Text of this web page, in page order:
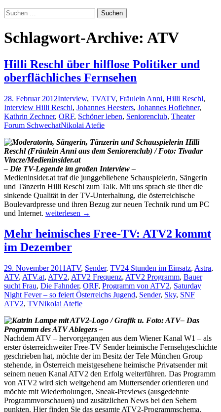
Suchen
nach:
Schlagwort-Archive: ATV
Hilli Reschl über hilflose Politiker und
oberflächliches Fernsehen
28. Februar 2012Interview, TVATV, Fräulein Anni, Hilli Reschl,
Interview Hilli Reschl, Johannes Heesters, Johannes Hoflehner,
Kathrin Zechner, ORF, Schöner leben, Seniorenclub, Theater
Forum SchwechatNikolai Atefie
– Die TV-Legende im großen Interview –
Medieninsider.at traf die junggebliebene Schauspielerin, Sängerin
und Tänzerin Hilli Reschl zum Talk. Mit uns sprach sie über die
sinkende Qualität in der TV-Unterhaltung, die österreichische
Boulevardpresse und ihren Bezug zur neuen Technik rund um PC
und Internet. Hilli
über
hilflose
Politiker
oberflächliches
Fernsehen
weiterlesen →
Mehr heimisches Free-TV: ATV2 kommt
im Dezember
29. November 2011 ATV, Sender, TV24 Stunden im Einsatz, Astra,
ATV, ATV.at, ATV2, ATV2 Frequenz, ATV2 Programm, Bauer
sucht Frau, Die Fahnder, ORF, Programm von ATV2, Saturday
Night Fever – so feiert Österreichs Jugend, Sender, Sky, SNF
ATV2, TVNikolai Atefie
– Das
Programm des ATV Ablegers –
Nachdem ATV – hervorgegangen aus dem Wiener Kanal W1 – als
erster österreichweiter Free-TV Sender heimische Fernsehgeschichte
geschrieben hat, möchte der im Besitz der Tele München Group
stehende, in Österreich meistgesehene heimische Privatsender mit
seinem neuen Kanal ATV2 den Erfolg weiterführen. Das Programm
von ATV2 wird sich weitgehend am Muttersender orientieren und
möchte mit Wiederholungen, Sneak-Previews (ausgedehnte
Programmvorschauen) und zusätzlichen News bei den Sehern
punkten. Hier finden Sie das gesamte ATV2-Programmschema.